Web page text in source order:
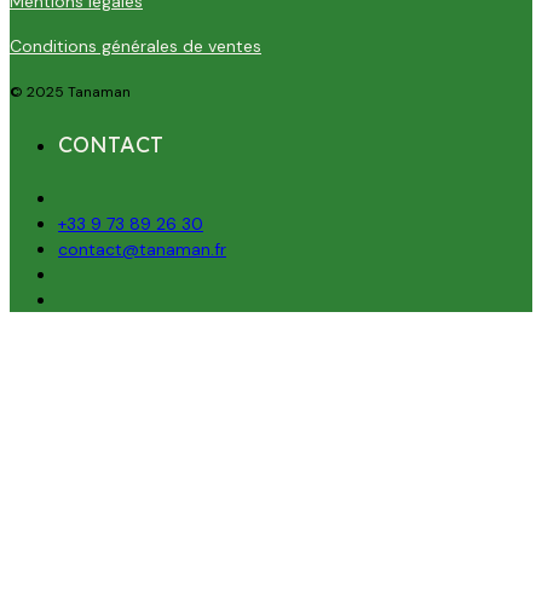
Conditions générales de ventes
© 2025 Tanaman
CONTACT
+33 9 73 89 26 30
contact@tanaman.fr